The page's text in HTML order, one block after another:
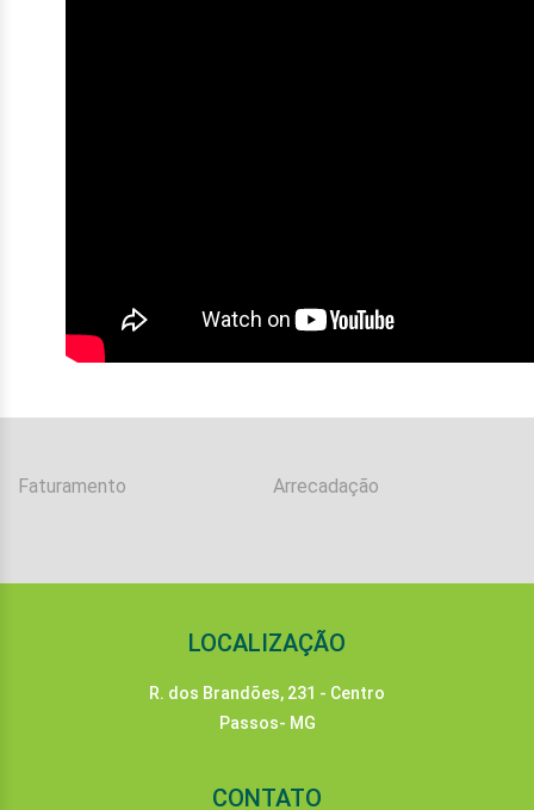
Faturamento Arrecadação
LOCALIZAÇÃO
R. dos Brandões, 231 - Centro
Passos- MG
CONTATO